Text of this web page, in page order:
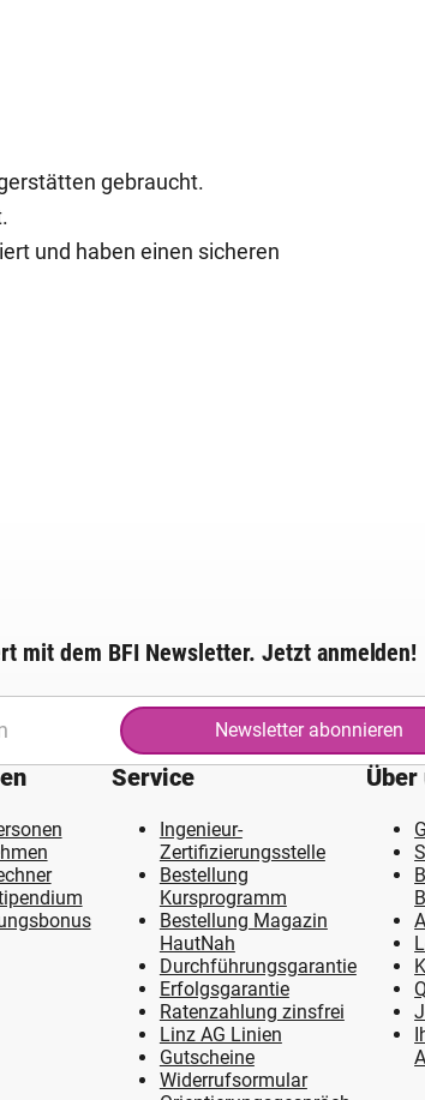
gebraucht.
und haben einen sicheren
mit dem BFI Newsletter. Jetzt anmelden!
Newsletter abonnieren
Service
Ingenieur-
Zertifizierungsstelle
Bestellung
Kursprogramm
Bestellung Magazin
HautNah
Durchführungsgarantie
Erfolgsgarantie
Ratenzahlung zinsfrei
Linz AG Linien
Gutscheine
Widerrufsormular
Über